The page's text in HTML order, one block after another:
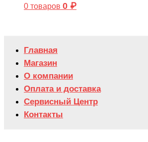
0 товаров 0 ₽
Главная
Магазин
О компании
Оплата и доставка
Сервисный Центр
Контакты